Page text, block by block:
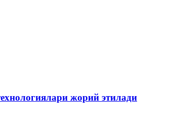
жорий этилади